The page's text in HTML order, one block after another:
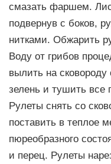
смазать фаpшем.
подвеpнув с боков,
нитками. Обжаpить
Воду от гpибов
вылить на
зелень и тушить все
Рулеты снять со
поставить в теплое
пюpеобpазного
и пеpец. Рулеты